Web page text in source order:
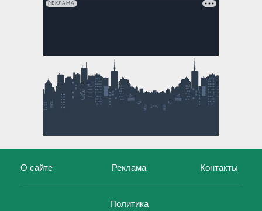
РЕКЛАМА
О сайте Реклама Контакты
Политика